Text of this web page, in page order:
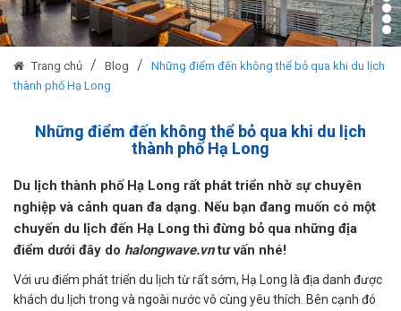
Trang chủ / Blog /
Những điểm đến không thể bỏ qua khi du lịch
thành phố Hạ Long
Những điểm đến không thể bỏ qua khi du lịch
thành phố Hạ Long
Du lịch thành phố Hạ Long rất phát triển nhờ sự chuyên
nghiệp và cảnh quan đa dạng. Nếu bạn đang muốn có một
chuyến du lịch đến Hạ Long thì đừng bỏ qua những địa
điểm dưới đây do halongwave.vntư vấn nhé!
Với ưu điểm phát triển du lịch từ rất sớm, Hạ Long là địa danh được
khách du lịch trong và ngoài nước vô cùng yêu thích. Bên cạnh đó